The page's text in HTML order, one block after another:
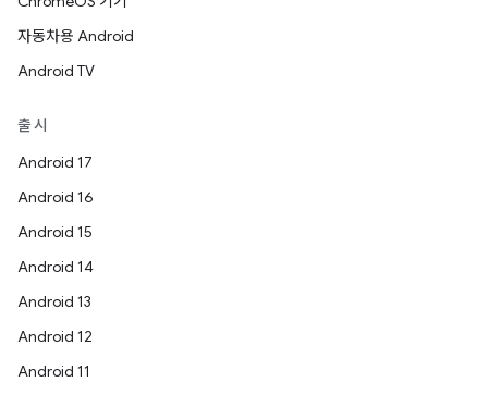
자동차용 Android
Android TV
출시
Android 17
Android 16
Android 15
Android 14
Android 13
Android 12
Android 11